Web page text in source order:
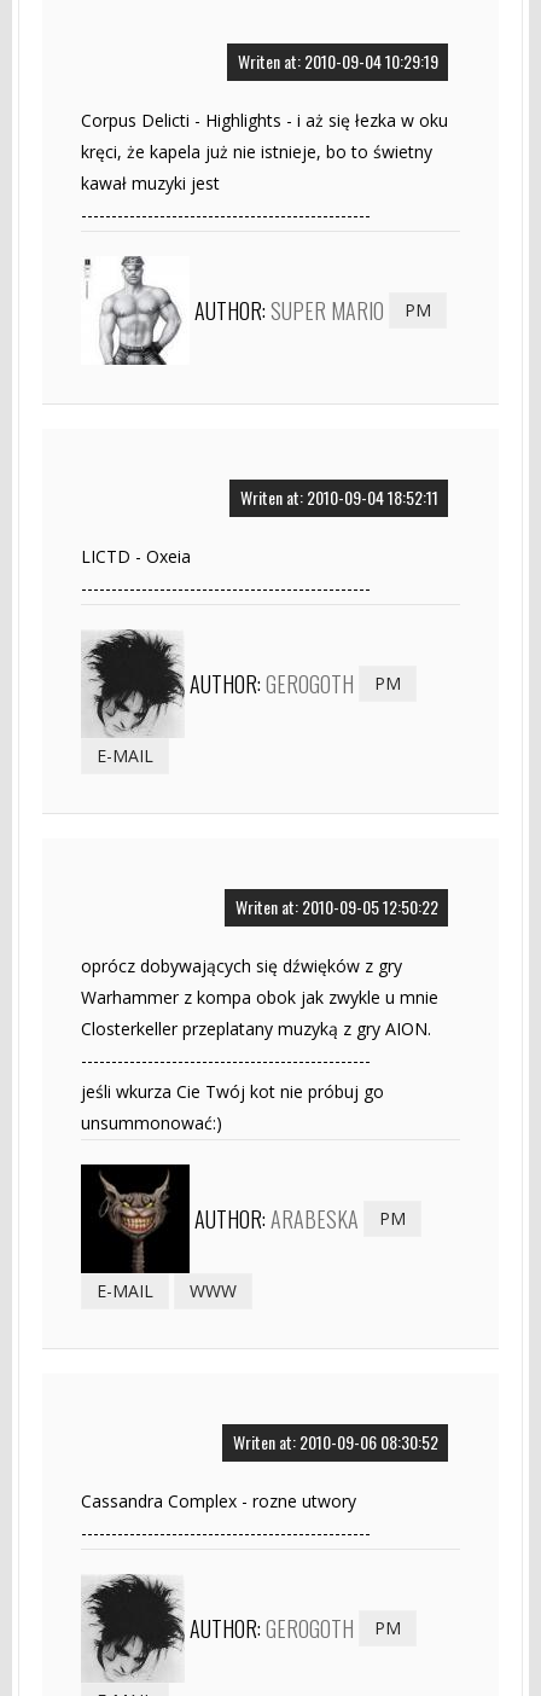
Writen at: 2010-09-04 10:29:19
Corpus Delicti - Highlights - i aż się łezka w oku
kręci, że kapela już nie istnieje, bo to świetny
kawał muzyki jest
------------------------------------------------
AUTHOR:SUPER MARIO PM
Writen at: 2010-09-04 18:52:11
LICTD - Oxeia
------------------------------------------------
AUTHOR:GEROGOTH PM
E-MAIL
Writen at: 2010-09-05 12:50:22
oprócz dobywających się dźwięków z gry
Warhammer z kompa obok jak zwykle u mnie
Closterkeller przeplatany muzyką z gry AION.
------------------------------------------------
jeśli wkurza Cie Twój kot nie próbuj go
unsummonować:)
AUTHOR:ARABESKA PM
E-MAIL WWW
Writen at: 2010-09-06 08:30:52
Cassandra Complex - rozne utwory
------------------------------------------------
AUTHOR:GEROGOTH PM